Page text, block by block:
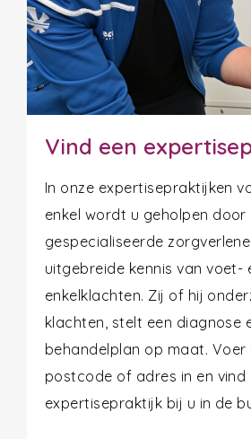
Vind een
In onze expertisepraktijken
enkel wordt u geholpen door
gespecialiseerde
uitgebreide kennis van voet-
enkelklachten. Zij of hij
klachten, stelt een diagnose
behandelplan op maat. Voer
postcode of adres in en vind
expertisepraktijk bij u in de